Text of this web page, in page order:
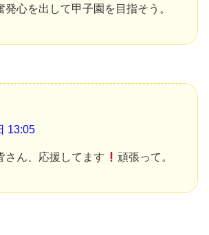
発心を出して甲子園を目指そう。
13:05
さん、応援してます 頑張って。